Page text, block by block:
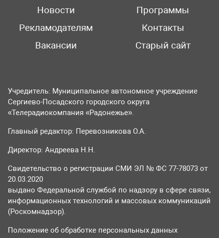
Новости
Программы
Рекламодателям
Контакты
Вакансии
Старый сайт
Учредитель: Муниципальное автономное учреждение
Сергиево-Посадского городского округа
«Телерадиокомпания «Радонежье».
Главный редактор: Перевозникова О.А.
Директор: Андреева Н.Н.
Свидетельство о регистрации СМИ ЭЛ № ФС 77-78073 от
20.03.2020
выдано Федеральной службой по надзору в сфере связи,
информационных технологий и массовых коммуникаций
(Роскомнадзор).
Положение об обработке персональных данных